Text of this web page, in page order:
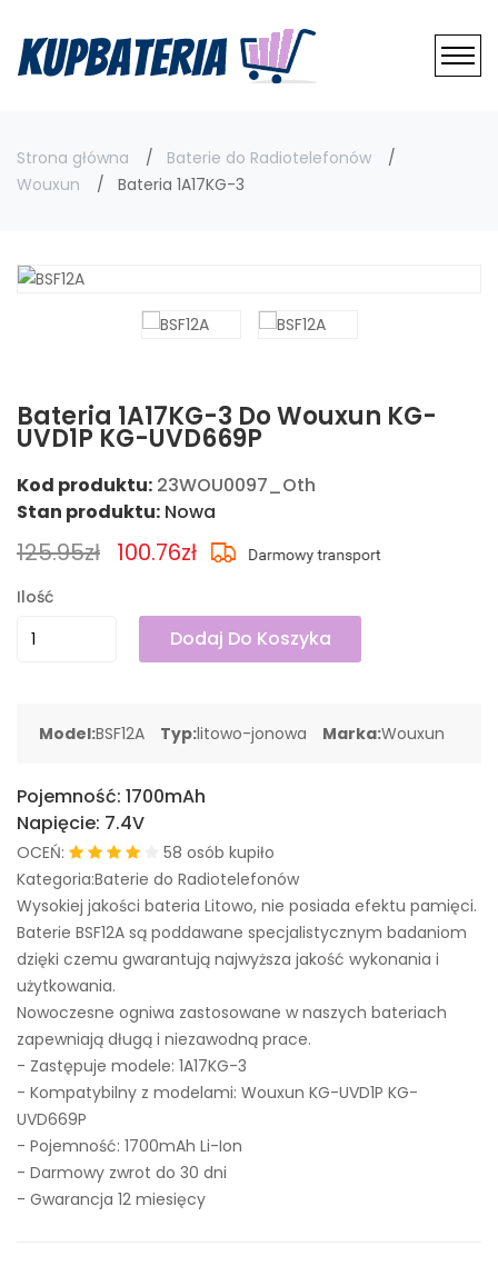
Strona główna
Baterie do Radiotelefonów
Wouxun
Bateria 1A17KG-3
Bateria 1A17KG-3 Do Wouxun KG-
UVD1P KG-UVD669P
Kod produktu: 23WOU0097_Oth
Stan produktu: Nowa
125.95zł 100.76zł
Ilość
Dodaj Do Koszyka
Model:BSF12A Typ:litowo-jonowa Marka:Wouxun
Pojemność: 1700mAh
Napięcie: 7.4V
OCEŃ:
58 osób kupiło
Kategoria:Baterie do Radiotelefonów
Wysokiej jakości bateria Litowo, nie posiada efektu pamięci.
Baterie BSF12A są poddawane specjalistycznym badaniom
dzięki czemu gwarantują najwyższa jakość wykonania i
użytkowania.
Nowoczesne ogniwa zastosowane w naszych bateriach
zapewniają długą i niezawodną prace.
- Zastępuje modele: 1A17KG-3
- Kompatybilny z modelami: Wouxun KG-UVD1P KG-
UVD669P
- Pojemność: 1700mAh Li-Ion
- Darmowy zwrot do 30 dni
- Gwarancja 12 miesięcy